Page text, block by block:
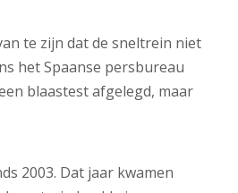
te zijn dat de sneltrein niet
het Spaanse persbureau
blaastest afgelegd, maar
2003. Dat jaar kwamen